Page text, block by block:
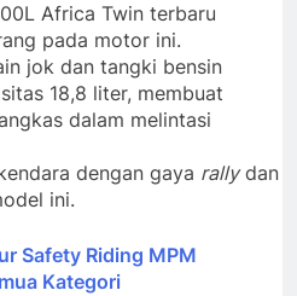
Africa Twin terbaru
pada motor ini.
jok dan tangki bensin
18,8 liter, membuat
dalam melintasi
dengan gaya rallydan
ini.
Safety Riding MPM
Kategori